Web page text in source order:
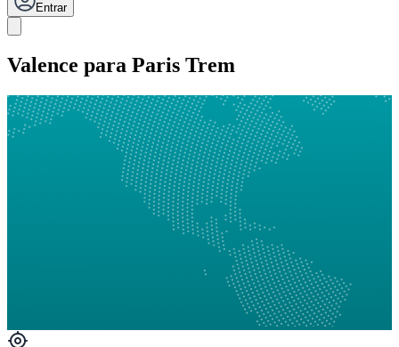
Entrar
Valence para Paris Trem